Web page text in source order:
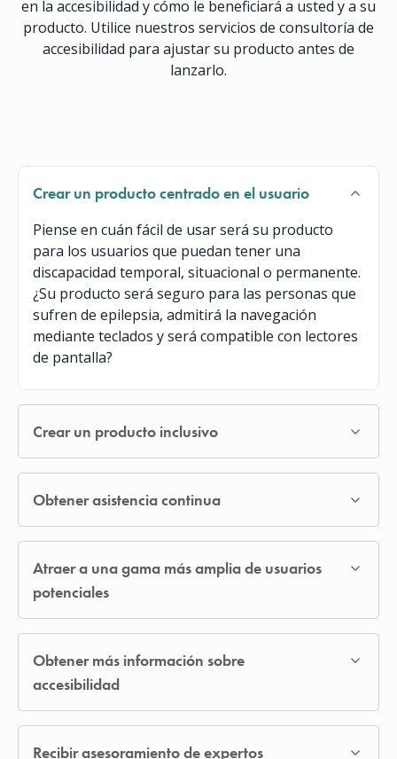
en la accesibilidad y cómo le beneficiará a usted y a su
producto. Utilice nuestros servicios de consultoría de
accesibilidad para ajustar su producto antes de
lanzarlo.
Crear un producto centrado en el usuario
Piense en cuán fácil de usar será su producto
para los usuarios que puedan tener una
discapacidad temporal, situacional o permanente.
¿Su producto será seguro para las personas que
sufren de epilepsia, admitirá la navegación
mediante teclados y será compatible con lectores
de pantalla?
Crear un producto inclusivo
Obtener asistencia continua
Atraer a una gama más amplia de usuarios
potenciales
Obtener más información sobre
accesibilidad
Recibir asesoramiento de expertos